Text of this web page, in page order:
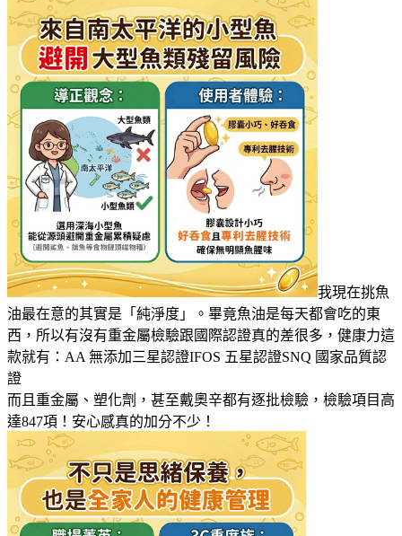
我現在挑魚
油最在意的其實是「純淨度」。畢竟魚油是每天都會吃的東
西，所以有沒有重金屬檢驗跟國際認證真的差很多，健康力這
款就有：AA 無添加三星認證IFOS 五星認證SNQ 國家品質認
證
而且重金屬、塑化劑，甚至戴奧辛都有逐批檢驗，檢驗項目高
達847項！安心感真的加分不少！